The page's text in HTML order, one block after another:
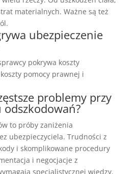
materialnych. Ważne są też
ubezpieczenie
pokrywa koszty
pomocy prawnej i
problemy przy
to próby zaniżenia
ubezpieczyciela. Trudności z
i skomplikowane procedury
i negocjacje z
specjalistycznej wiedzy.